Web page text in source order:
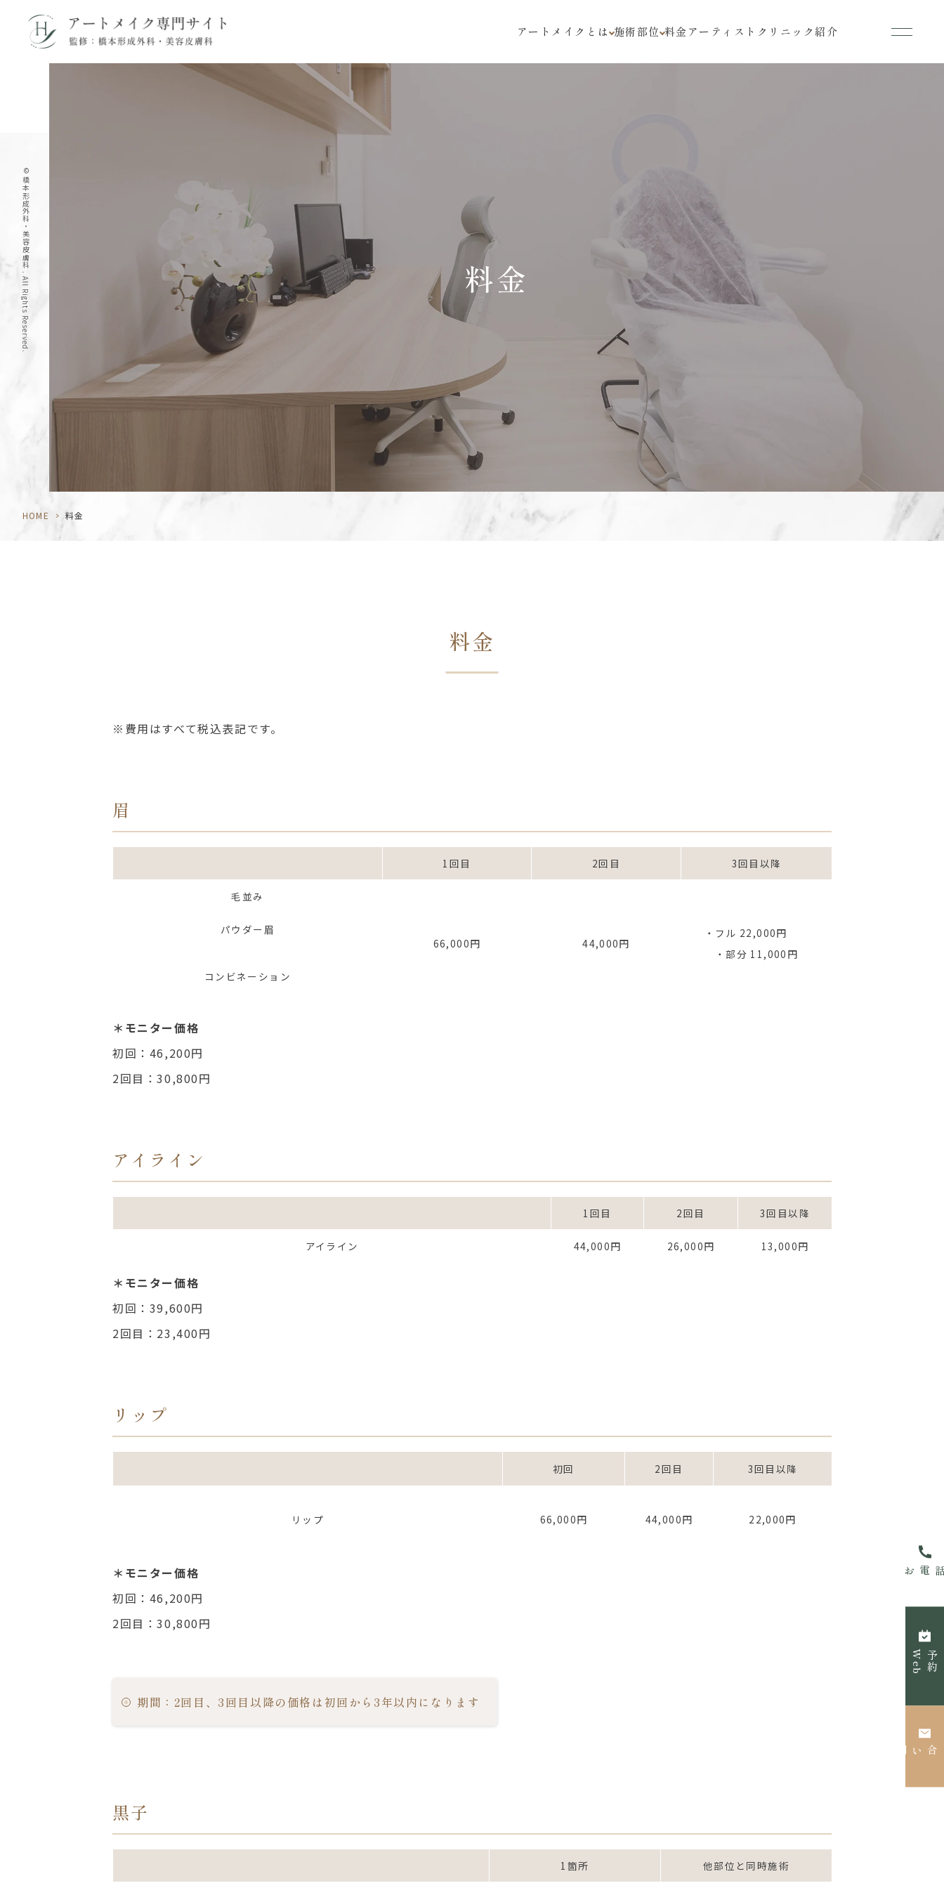
アートメイクとは 施術部位 料金アーティスト クリニック紹介
料金
© 橋本形成外科・美容皮膚科 . All Rights Reserved.
HOME > 料金
料金
※費用はすべて税込表記です。
眉
1回目 2回目 3回目以降
毛並み
66,000円 44,000円
・フル 22,000円
・部分 11,000円
パウダー眉
コンビネーション
＊モニター価格
初回： 46,200円
2回目：30,800円
アイライン
1回目 2回目 3回目以降
アイライン 44,000円 26,000円 13,000円
＊モニター価格
初回：39,600円
2回目：23 ,400円
リップ
初回 2回目 3回目以降
リップ 66,000円 44,000円 22,000円
＊モニター価格
初回：46,200円
2回目：30,800円
期間：2回目、3回目以降の価格は初回から3年以内になります
黒子
1箇所 他部位と同時施術
お
W
e
b 予
約